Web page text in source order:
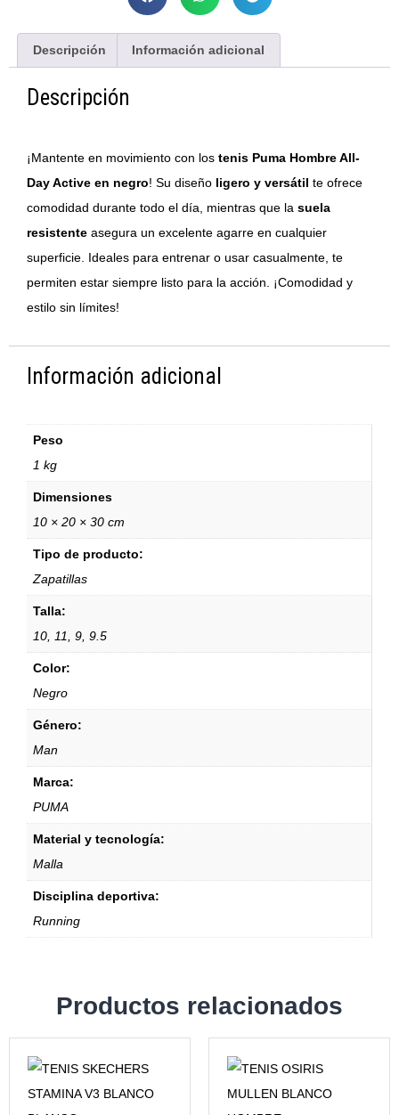
Descripción Información adicional
Descripción
¡Mantente en movimiento con los tenis Puma Hombre All-
Day Active en negro! Su diseño ligero y versátil te ofrece
comodidad durante todo el día, mientras que la suela
resistente asegura un excelente agarre en cualquier
superficie. Ideales para entrenar o usar casualmente, te
permiten estar siempre listo para la acción. ¡Comodidad y
estilo sin límites!
Información adicional
Peso
1 kg
Dimensiones
10 × 20 × 30 cm
Tipo de producto:
Zapatillas
Talla:
10, 11, 9, 9.5
Color:
Negro
Género:
Man
Marca:
PUMA
Material y tecnología:
Malla
Disciplina deportiva:
Running
Productos relacionados